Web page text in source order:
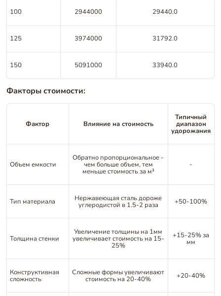
100 2944000 29440.0
125 3974000 31792.0
150 5091000 33940.0
Факторы стоимости:
Фактор Влияние на стоимость
Типичный
диапазон
удорожания
Объем емкости
Обратно пропорциональное -
чем больше объем, тем
меньше стоимость за м³
-
Тип материала Нержавеющая сталь дороже
углеродистой в 1.5-2 раза +50-100%
Толщина стенки
Увеличение толщины на 1мм
увеличивает стоимость на 15-
25%
+15-25% за
мм
Конструктивная
сложность
Сложные формы увеличивают
стоимость на 20-40% +20-40%